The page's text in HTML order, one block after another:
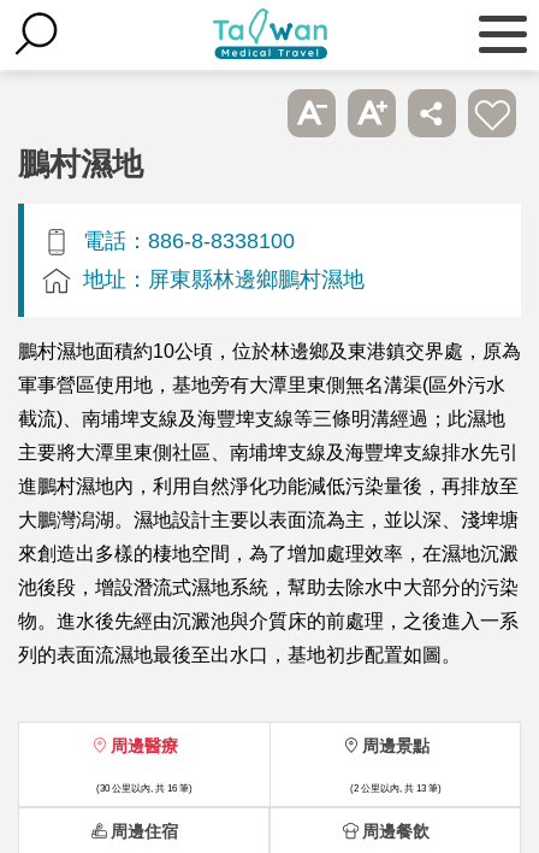
鵬村濕地
電話：886-8-8338100
地址：屏東縣林邊鄉鵬村濕地
鵬村濕地面積約10公頃，位於林邊鄉及東港鎮交界處，原為
軍事營區使用地，基地旁有大潭里東側無名溝渠(區外污水
截流)、南埔埤支線及海豐埤支線等三條明溝經過；此濕地
主要將大潭里東側社區、南埔埤支線及海豐埤支線排水先引
進鵬村濕地內，利用自然淨化功能減低污染量後，再排放至
大鵬灣潟湖。濕地設計主要以表面流為主，並以深、淺埤塘
來創造出多樣的棲地空間，為了增加處理效率，在濕地沉澱
池後段，增設潛流式濕地系統，幫助去除水中大部分的污染
物。進水後先經由沉澱池與介質床的前處理，之後進入一系
列的表面流濕地最後至出水口，基地初步配置如圖。
周邊醫療
(30 公里以內, 共 16 筆)
周邊景點
(2 公里以內, 共 13 筆)
周邊住宿 周邊餐飲